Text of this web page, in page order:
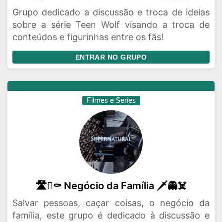
Grupo dedicado a discussão e troca de ideias
sobre a série Teen Wolf visando a troca de
conteúdos e figurinhas entre os fãs!
ENTRAR NO GRUPO
Filmes e Series
🛣️🪏⚰️ Negócio da Família 🗡️👻☠️
Salvar pessoas, caçar coisas, o negócio da
família, este grupo é dedicado à discussão e